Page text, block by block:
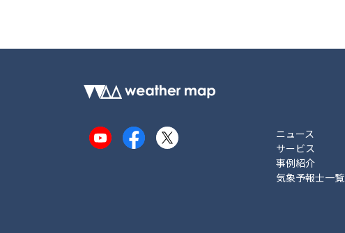
YouTubeFacebook
X
ニュース
サービス
事例紹介
気象予報士一覧